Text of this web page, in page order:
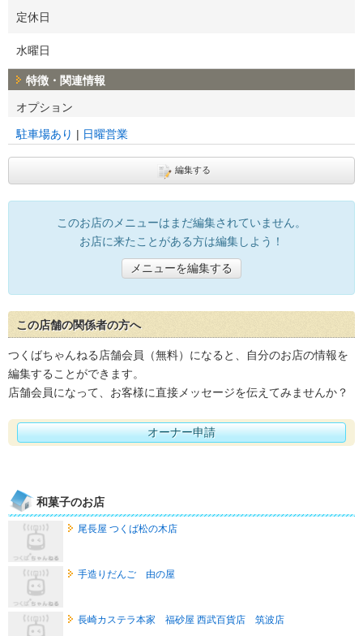
定休日
水曜日
特徴・関連情報
オプション
駐車場あり 日曜営業
編集する
このお店のメニューはまだ編集されていません。
お店に来たことがある方は編集しよう！
メニューを編集する
この店舗の関係者の方へ
つくばちゃんねる店舗会員（無料）になると、自分のお店の情報を
編集することができます。
店舗会員になって、お客様に直接メッセージを伝えてみませんか？
オーナー申請
和菓子のお店
尾長屋 つくば松の木店
手造りだんご 由の屋
長崎カステラ本家 福砂屋 西武百貨店 筑波店